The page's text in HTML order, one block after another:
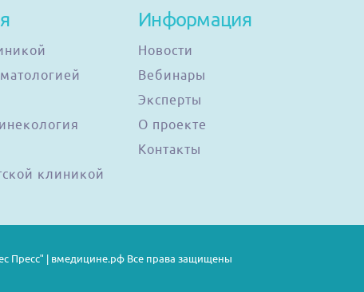
клиникой
Информация
Новости
Вебинары
Эксперты
О проекте
Контакты
Пресс" | вмедицине.рф Все права защищены